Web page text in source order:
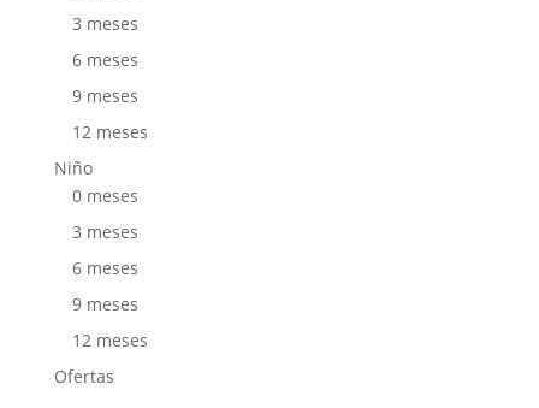
3 meses
6 meses
9 meses
12 meses
Niño
0 meses
3 meses
6 meses
9 meses
12 meses
Ofertas